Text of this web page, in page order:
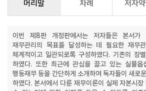
머리말 차례 저자
이번 제8판 개정판에서는 저자들은 본서가
재무관리의 목표를 달성하는 데 필요한 재무
체계적이고 일관되로록 구성하였다. 기존의 장
하였다. 또한 최근에 관심을 끌고 있는 실물옵
행동재무 등을 간단하게 소개하여 독자들이 새로
하였다. 본서에서 다룬 재무이론이 실제 자본시